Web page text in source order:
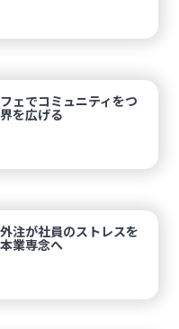
ェでコミュニティをつ
を広げる
注が社員のストレスを
業専念へ